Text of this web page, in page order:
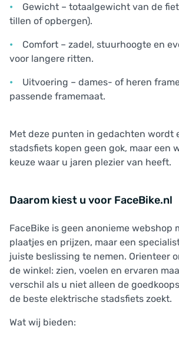
Gewicht – totaalgewicht van de
tillen of opbergen).
Comfort – zadel, stuurhoogte en
voor langere ritten.
Uitvoering – dames- of heren
passende framemaat.
Met deze punten in gedachten wordt
stadsfiets kopen geen gok, maar een
keuze waar u jaren plezier van heeft.
Daarom kiest u voor FaceBike.nl
FaceBike is geen anonieme webshop
plaatjes en prijzen, maar een
juiste beslissing te nemen. Orienteer
de winkel: zien, voelen en ervaren
verschil als u niet alleen de
de beste elektrische stadsfiets zoekt.
Wat wij bieden: